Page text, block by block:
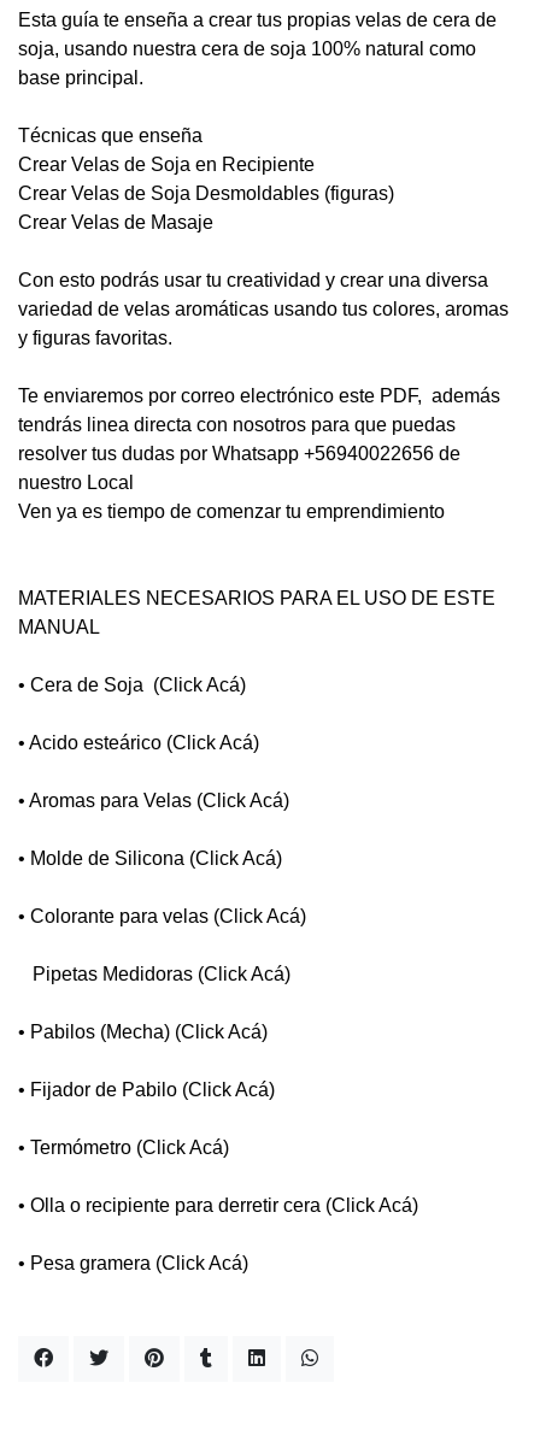
Esta guía te enseña a crear tus propias velas de cera de
soja, usando nuestra cera de soja 100% natural como
base principal.
Técnicas que enseña
Crear Velas de Soja en Recipiente
Crear Velas de Soja Desmoldables (figuras)
Crear Velas de Masaje
Con esto podrás usar tu creatividad y crear una diversa
variedad de velas aromáticas usando tus colores, aromas
y figuras favoritas.
Te enviaremos por correo electrónico este PDF, además
tendrás linea directa con nosotros para que puedas
resolver tus dudas por Whatsapp +56940022656 de
nuestro Local
Ven ya es tiempo de comenzar tu emprendimiento
MATERIALES NECESARIOS PARA EL USO DE ESTE
MANUAL
• Cera de Soja (Click Acá)
• Acido esteárico (Click Acá)
• Aromas para Velas (Click Acá)
• Molde de Silicona (Click Acá)
• Colorante para velas (Click Acá)
Pipetas Medidoras (Click Acá)
• Pabilos (Mecha) (Click Acá)
• Fijador de Pabilo (Click Acá)
• Termómetro (Click Acá)
• Olla o recipiente para derretir cera (Click Acá)
• Pesa gramera (Click Acá)